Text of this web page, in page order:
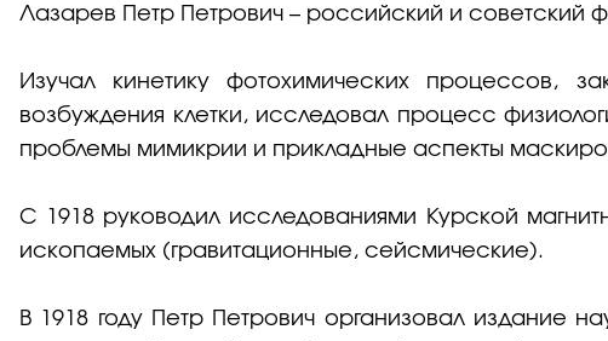
Лазарев Петр Петрович – российский и
Изучал кинетику фотохимических процессов,
возбуждения клетки, исследовал процесс
проблемы мимикрии и прикладные аспекты
С 1918 руководил исследованиями Курской
ископаемых (гравитационные, сейсмические).
В 1918 году Петр Петрович организовал издание